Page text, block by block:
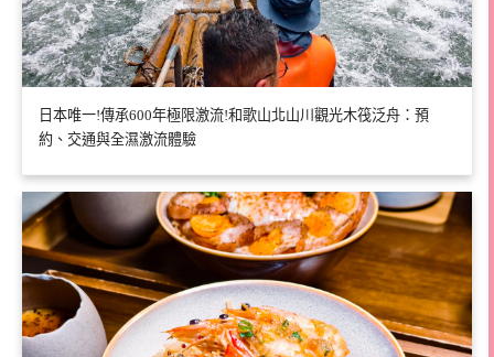
日本唯一!傳承600年極限激流!和歌山北山川觀光木筏泛舟：預
約、交通與全濕激流體驗